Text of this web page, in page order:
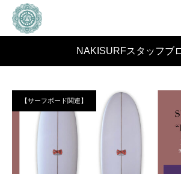
NAKISURFスタッフブ
【サーフボード関連】